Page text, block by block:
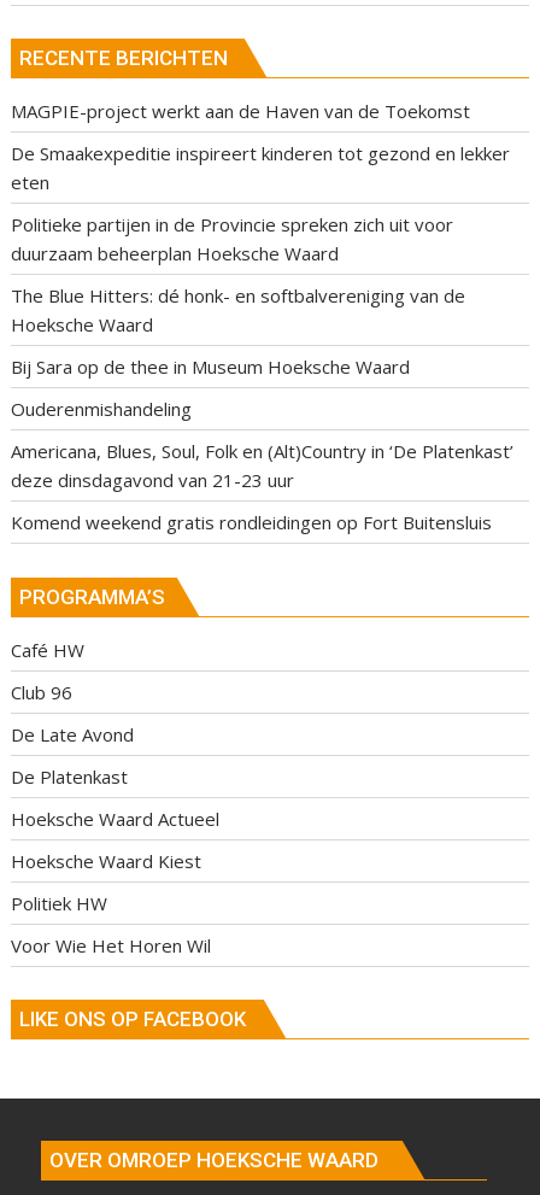
RECENTE BERICHTEN
MAGPIE-project werkt aan de Haven van de Toekomst
De Smaakexpeditie inspireert kinderen tot gezond en lekker
eten
Politieke partijen in de Provincie spreken zich uit voor
duurzaam beheerplan Hoeksche Waard
The Blue Hitters: dé honk- en softbalvereniging van de
Hoeksche Waard
Bij Sara op de thee in Museum Hoeksche Waard
Ouderenmishandeling
Americana, Blues, Soul, Folk en (Alt)Country in ‘De Platenkast’
deze dinsdagavond van 21-23 uur
Komend weekend gratis rondleidingen op Fort Buitensluis
PROGRAMMA’S
Café HW
Club 96
De Late Avond
De Platenkast
Hoeksche Waard Actueel
Hoeksche Waard Kiest
Politiek HW
Voor Wie Het Horen Wil
LIKE ONS OP FACEBOOK
OVER OMROEP HOEKSCHE WAARD